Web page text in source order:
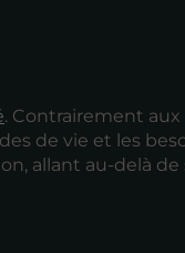
. Contrairement aux
de vie et les
allant au-delà